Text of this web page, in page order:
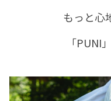
もっと心
「PUNI